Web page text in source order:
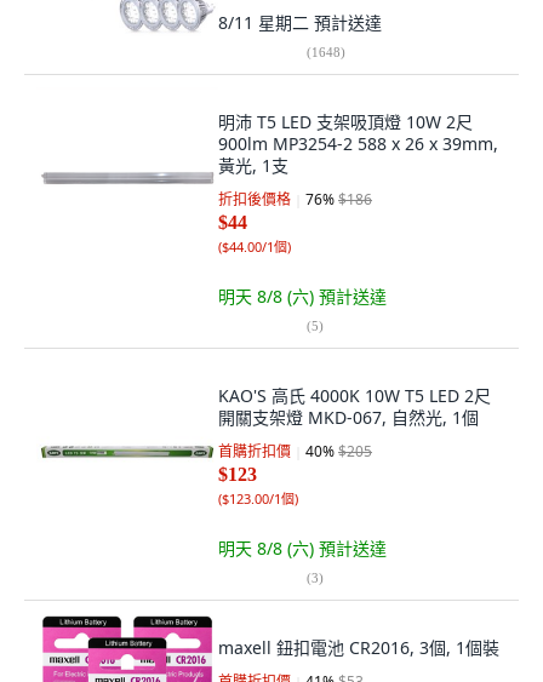
8/11 星期二 預計送達
(1648)
明沛 T5 LED 支架吸頂燈 10W 2尺
900lm MP3254-2 588 x 26 x 39mm,
黃光, 1支
折扣後價格 76%$186
$44
($44.00/1個)
明天 8/8 (六) 預計送達
(5)
KAO'S 高氏 4000K 10W T5 LED 2尺
開關支架燈 MKD-067, 自然光, 1個
首購折扣價 40%$205
$123
($123.00/1個)
明天 8/8 (六) 預計送達
(3)
maxell 鈕扣電池 CR2016, 3個, 1個裝